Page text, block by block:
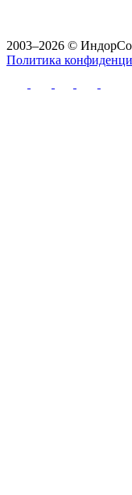
2003–2026 ©
Политика